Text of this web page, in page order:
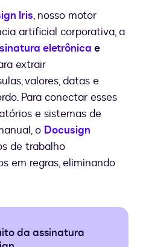
Iris, nosso motor
artificial corporativa, a
eletrônica e
extrair
valores, datas e
Para conectar esses
e sistemas de
o Docusign
de trabalho
em regras, eliminando
da assinatura